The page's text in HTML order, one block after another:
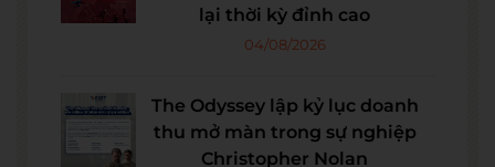
lại thời kỳ đỉnh cao
04/08/2026
The Odyssey lập kỷ lục doanh
thu mở màn trong sự nghiệp
Christopher Nolan